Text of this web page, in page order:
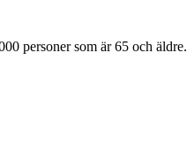
personer som är 65 och äldre.